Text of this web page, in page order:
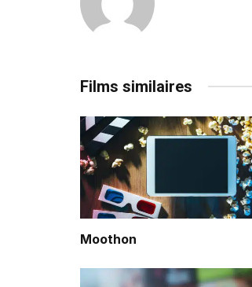
Films similaires
Moothon